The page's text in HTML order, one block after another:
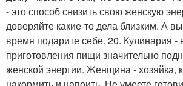
- это способ снизить свою женскую
доверяйте какие-то дела близким. А
время подарите себе. 20. Кулинария -
приготовления пищи значительно
женской энергии. Женщина - хозяйка,